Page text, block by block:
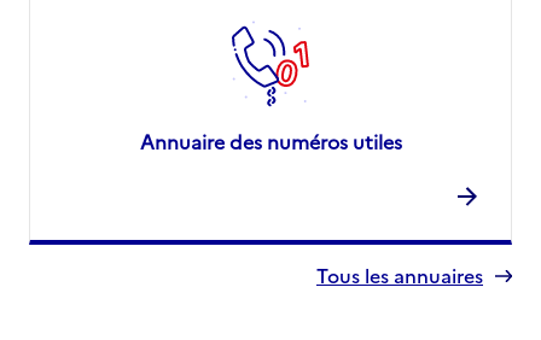
Annuaire des numéros utiles
Tous les annuaires